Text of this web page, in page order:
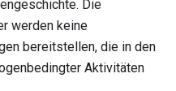
Die
werden keine
bereitstellen, die in den
Aktivitäten